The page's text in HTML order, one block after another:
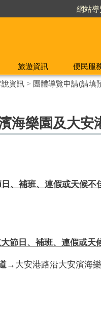
網站導
旅遊資訊 便民服
資訊> 團體導覽申請(請填
海樂園及大安
日、補班、連假或天候
大節日、補班、連假或
→大安港路沿大安濱海